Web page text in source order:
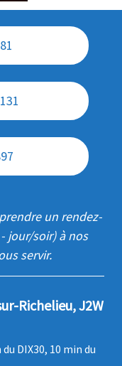
un rendez-
jour/soir) à nos
servir.
Richelieu, J2W
DIX30, 10 min du